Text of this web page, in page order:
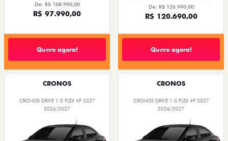
De: R$ 108.990,00
R$ 97.990,00
Quero agora!
De: R$ 126.990,00
R$ 120.690,00
Quero agora!
CRONOS
CRONOS DRIVE 1.0 FLEX 4P 2027
2026/2027
CRONOS
CRONOS DRIVE 1.0 FLEX 4P 2027
2026/2027